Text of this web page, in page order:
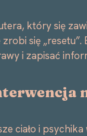
który się
się
i zapisać
ciało i